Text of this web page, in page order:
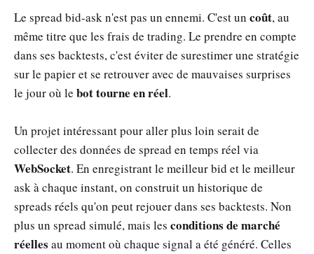
Le spread bid-ask n'est pas un ennemi. C'est un coût, au
même titre que les frais de trading. Le prendre en compte
dans ses backtests, c'est éviter de surestimer une stratégie
sur le papier et se retrouver avec de mauvaises surprises
le jour où le bot tourne en réel.
Un projet intéressant pour aller plus loin serait de
collecter des données de spread en temps réel via
WebSocket. En enregistrant le meilleur bid et le meilleur
ask à chaque instant, on construit un historique de
spreads réels qu'on peut rejouer dans ses backtests. Non
plus un spread simulé, mais les conditions de marché
réelles au moment où chaque signal a été généré. Celles